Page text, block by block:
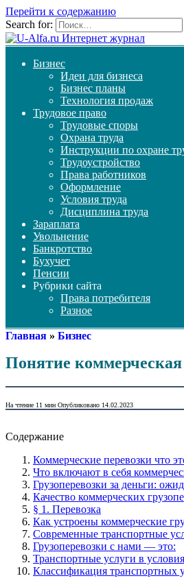
Перейти к содержанию
Search for:
Бизнес
Идеи для бизнеса
Бизнес планы
Технология продаж
Трудовое право
Трудовые споры
Охрана труда
Инструкции по охране
Трудоустройство
Права работников
Оформление
Условия труда
Дисциплина труда
Зараплата
Увольнение
Банкротство
Бухучет
Пенсии
Рубрики сайта
Права потребителя
Разное
Главная » Бизнес
Понятие коммерческая
На чтение 11 мин Опубликовано 14.02.2023
Содержание
Коммерческие перевозки что
Что включают в себя
Грузоперевозки за деньги:
Качество коммерческих
§ 1. Перевозка
Как устроены коммерческие
Современные транспортные
Грузоперевозки с нами — это:
Транспортные услуги в
Классификация транспортных